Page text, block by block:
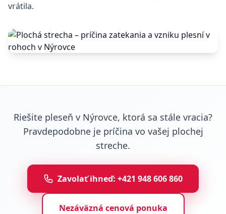
vrátila.
Riešite pleseň v Nýrovce, ktorá sa stále vracia?
Pravdepodobne je príčina vo vašej plochej
streche.
Zavolať ihneď: +421 948 606 860
Nezáväzná cenová ponuka